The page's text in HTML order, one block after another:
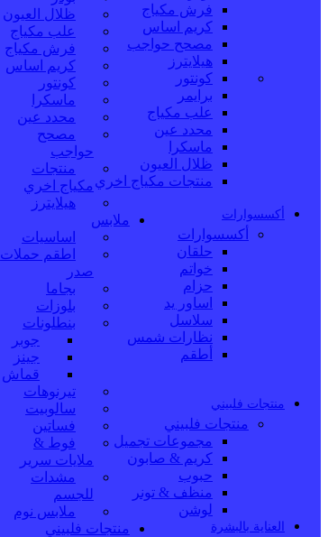
ظلال العيون
علب مكياج
فرش مكياج
كريم اساس
كونتور
ماسكرا
محدد عين
مصحح
حواجب
منتجات
مكياج اخري
هيلايترز
ملابس
اساسيات
اطقم حملات
صدر
بجاما
بلوزات
بنطلونات
جوبر
جينز
قماش
تيرنوهات
سالوبيت
فساتين
فوط &
ملايات سرير
مشدات
للجسم
ملابس نوم
منتجات فلبيني
فرش مكياج
كريم اساس
مصحح حواجب
هيلايترز
كونتور
برايمر
علب مكياج
محدد عين
ماسكرا
ظلال العيون
منتجات مكياج اخري
أكسسوارات
أكسسوارات
حلقان
خواتم
حزام
اساور يد
سلاسل
نظارات شمس
أطقم
منتجات فلبيني
منتجات فلبيني
مجموعات تجميل
كريم & صابون
حبوب
منظف & تونر
لوشن
العناية بالبشرة